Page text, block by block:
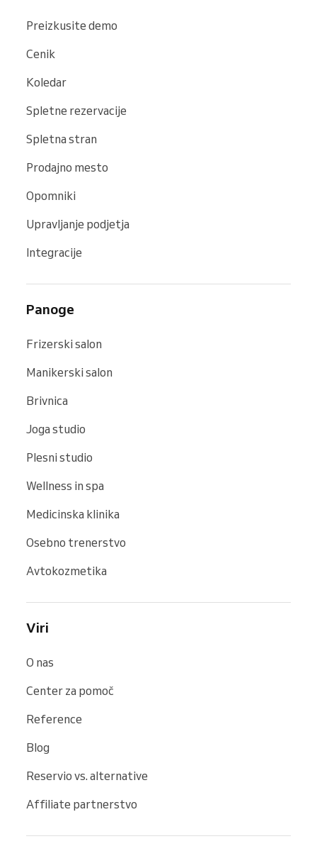
Preizkusite demo
Cenik
Koledar
Spletne rezervacije
Spletna stran
Prodajno mesto
Opomniki
Upravljanje podjetja
Integracije
Panoge
Frizerski salon
Manikerski salon
Brivnica
Joga studio
Plesni studio
Wellness in spa
Medicinska klinika
Osebno trenerstvo
Avtokozmetika
Viri
O nas
Center za pomoč
Reference
Blog
Reservio vs. alternative
Affiliate partnerstvo